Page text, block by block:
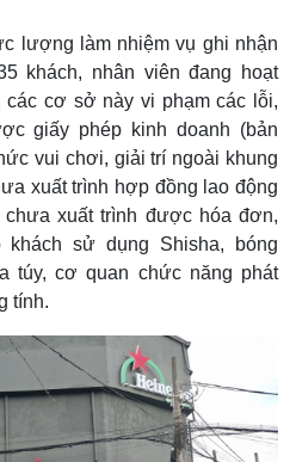
lượng làm nhiệm vụ ghi nhận
khách, nhân viên đang hoạt
các cơ sở này vi phạm các lỗi,
giấy phép kinh doanh (bản
vui chơi, giải trí ngoài khung
xuất trình hợp đồng lao động
xuất trình được hóa đơn,
sử dụng Shisha, bóng
túy, cơ quan chức năng phát
tính.